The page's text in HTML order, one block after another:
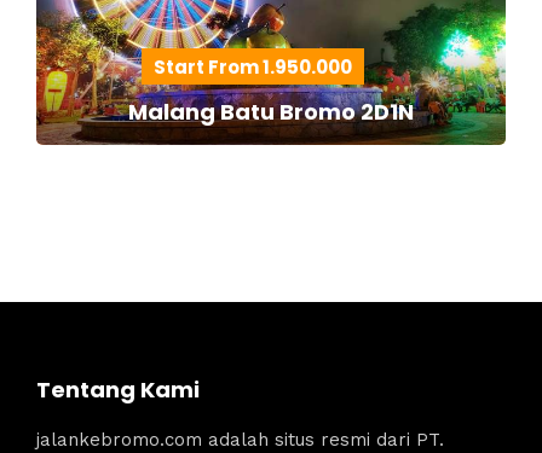
Start From 1.950.000
Malang Batu Bromo 2D1N
Tentang Kami
jalankebromo.com adalah situs resmi dari PT.